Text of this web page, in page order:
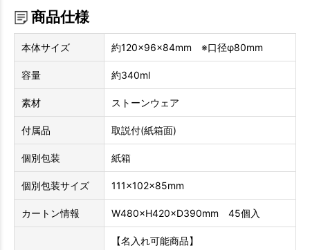
商品仕様
本体サイズ 約120×96×84mm ※口径φ80mm
容量 約340ml
素材 ストーンウェア
付属品 取説付(紙箱面)
個別包装 紙箱
個別包装サイズ 111×102×85mm
カートン情報 W480×H420×D390mm 45個入
【名入れ可能商品】